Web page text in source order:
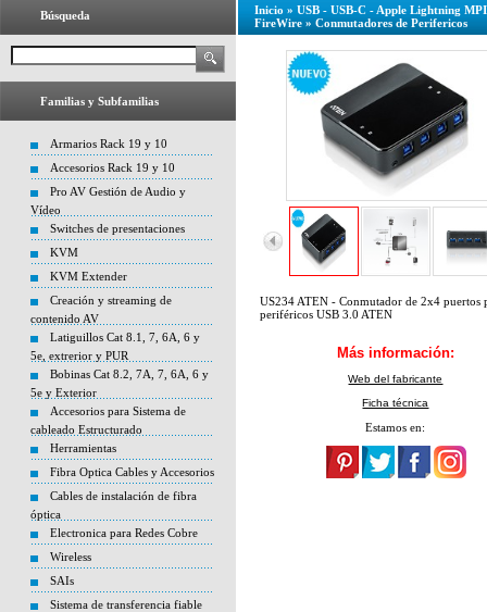
Búsqueda
Familias y Subfamilias
Armarios Rack 19 y 10
Accesorios Rack 19 y 10
Pro AV Gestión de Audio y
Vídeo
Switches de presentaciones
KVM
KVM Extender
Creación y streaming de
contenido AV
Latiguillos Cat 8.1, 7, 6A, 6 y
5e, extrerior y PUR
Bobinas Cat 8.2, 7A, 7, 6A, 6 y
5e y Exterior
Accesorios para Sistema de
cableado Estructurado
Herramientas
Fibra Optica Cables y Accesorios
Cables de instalación de fibra
óptica
Electronica para Redes Cobre
Wireless
SAIs
Sistema de transferencia fiable
Inicio » USB - USB-C - Apple Lightning
FireWire » Conmutadores de Perifericos
US234 ATEN - Conmutador de 2x4 puertos
periféricos USB 3.0 ATEN
Más información:
Web del fabricante
Ficha técnica
Estamos en: